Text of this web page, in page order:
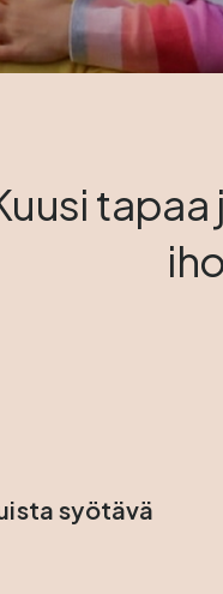
syötävä